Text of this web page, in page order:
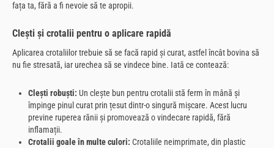
fața ta, fără a fi nevoie să te apropii.
Clești și crotalii pentru o aplicare rapidă
Aplicarea crotaliilor trebuie să se facă rapid și curat, astfel încât bovina să
nu fie stresată, iar urechea să se vindece bine. Iată ce contează:
Clești robuști: Un clește bun pentru crotalii stă ferm în mână și
împinge pinul curat prin țesut dintr-o singură mișcare. Acest lucru
previne ruperea rănii și promovează o vindecare rapidă, fără
inflamații.
Crotalii goale în multe culori: Crotaliile neimprimate, din plastic